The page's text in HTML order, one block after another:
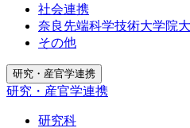
社会連携
奈良先端科学技術大学院
その他
研究・産官学連携
研究・産官学連携
研究科